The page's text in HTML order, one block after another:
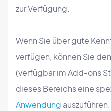
zur Verfügung.
Wenn Sie über gute
verfügen, können Sie
(verfügbar im Add-ons
dieses Bereichs eine
Anwendung